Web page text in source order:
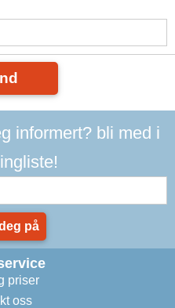
informert? bli med i
på
priser
oss